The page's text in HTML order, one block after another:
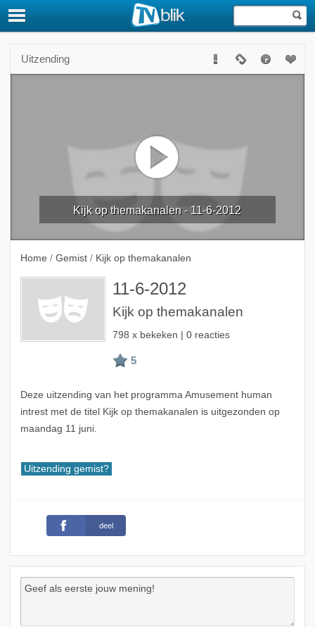
Uitzending
Kijk op themakanalen - 11-6-2012
Home / Gemist / Kijk op themakanalen
11-6-2012
Kijk op themakanalen
798 x bekeken | 0 reacties
Deze uitzending van het programma Amusement human
intrest met de titel Kijk op themakanalen is uitgezonden op
maandag 11 juni.
Uitzending gemist?
deel